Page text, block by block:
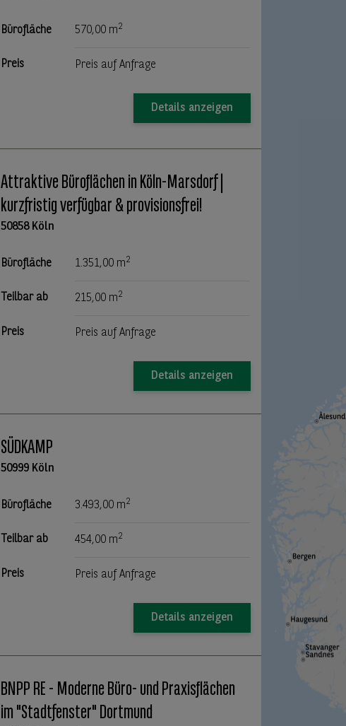
Bürofläche 570,00 m2
Preis Preis auf Anfrage
Details anzeigen
Attraktive Büroflächen in Köln-Marsdorf |
kurzfristig verfügbar & provisionsfrei!
50858 Köln
Bürofläche 1.351,00 m2
Teilbar ab 215,00 m2
Preis Preis auf Anfrage
Details anzeigen
SÜDKAMP
50999 Köln
Bürofläche 3.493,00 m2
Teilbar ab 454,00 m2
Preis Preis auf Anfrage
Details anzeigen
BNPP RE - Moderne Büro- und Praxisflächen
im "Stadtfenster" Dortmund